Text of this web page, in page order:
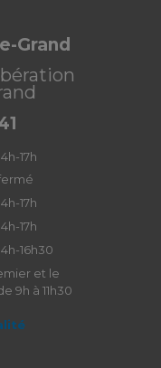
Grand
17h
17h
17h
16h30
et le
9h à 11h30